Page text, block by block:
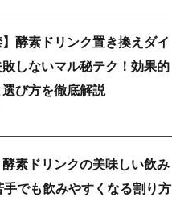
】酵素ドリンク置き換えダイ
しないマル秘テク！効果的
び方を徹底解説
酵素ドリンクの美味しい飲み
手でも飲みやすくなる割り方